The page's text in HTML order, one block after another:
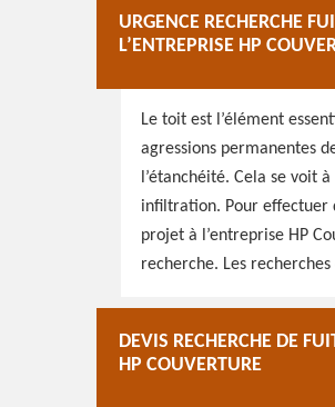
URGENCE RECHERCHE
L’ENTREPRISE HP
Le toit est l’élément
agressions permanentes
l’étanchéité. Cela se voit
infiltration. Pour effectuer
projet à l’entreprise HP
recherche. Les
DEVIS RECHERCHE DE
HP COUVERTURE